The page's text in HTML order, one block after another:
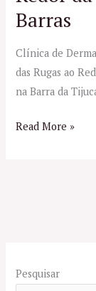
Barras
Clínica de
das Rugas ao
na Barra da
Read More »
Pesquisar